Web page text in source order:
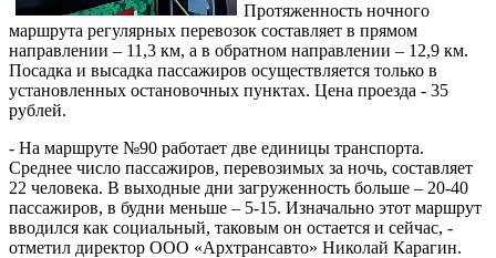
Протяженность ночного
маршрута регулярных перевозок составляет в прямом
направлении – 11,3 км, а в обратном направлении – 12,9 км.
Посадка и высадка пассажиров осуществляется только в
установленных остановочных пунктах. Цена проезда - 35
рублей.
- На маршруте №90 работает две единицы транспорта.
Среднее число пассажиров, перевозимых за ночь, составляет
22 человека. В выходные дни загруженность больше – 20-40
пассажиров, в будни меньше – 5-15. Изначально этот маршрут
вводился как социальный, таковым он остается и сейчас, -
отметил директор ООО «Архтрансавто» Николай Карагин.